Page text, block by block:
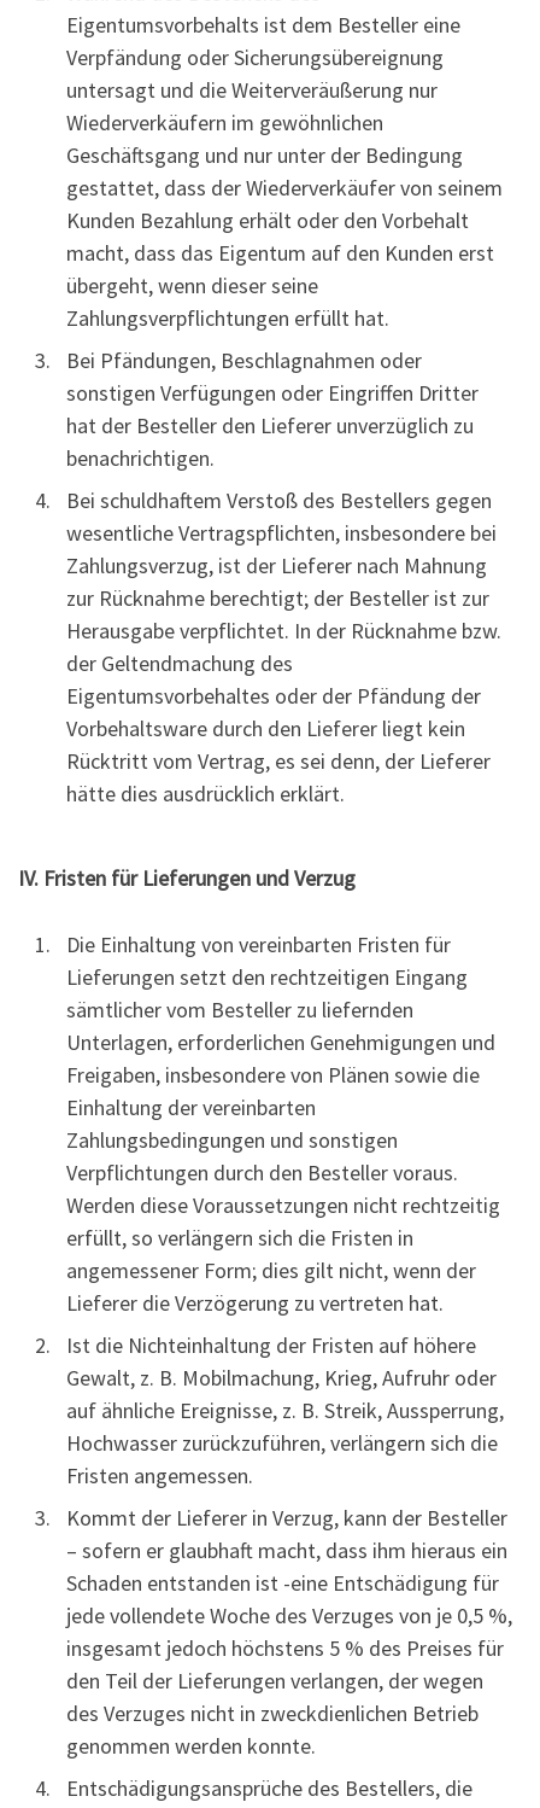
Eigentumsvorbehalts ist dem Besteller eine
Verpfändung oder Sicherungsübereignung
untersagt und die Weiterveräußerung nur
Wiederverkäufern im gewöhnlichen
Geschäftsgang und nur unter der Bedingung
gestattet, dass der Wiederverkäufer von seinem
Kunden Bezahlung erhält oder den Vorbehalt
macht, dass das Eigentum auf den Kunden erst
übergeht, wenn dieser seine
Zahlungsverpflichtungen erfüllt hat.
Bei Pfändungen, Beschlagnahmen oder
sonstigen Verfügungen oder Eingriffen Dritter
hat der Besteller den Lieferer unverzüglich zu
benachrichtigen.
Bei schuldhaftem Verstoß des Bestellers gegen
wesentliche Vertragspflichten, insbesondere bei
Zahlungsverzug, ist der Lieferer nach Mahnung
zur Rücknahme berechtigt; der Besteller ist zur
Herausgabe verpflichtet. In der Rücknahme bzw.
der Geltendmachung des
Eigentumsvorbehaltes oder der Pfändung der
Vorbehaltsware durch den Lieferer liegt kein
Rücktritt vom Vertrag, es sei denn, der Lieferer
hätte dies ausdrücklich erklärt.
IV. Fristen für Lieferungen und Verzug
Die Einhaltung von vereinbarten Fristen für
Lieferungen setzt den rechtzeitigen Eingang
sämtlicher vom Besteller zu liefernden
Unterlagen, erforderlichen Genehmigungen und
Freigaben, insbesondere von Plänen sowie die
Einhaltung der vereinbarten
Zahlungsbedingungen und sonstigen
Verpflichtungen durch den Besteller voraus.
Werden diese Voraussetzungen nicht rechtzeitig
erfüllt, so verlängern sich die Fristen in
angemessener Form; dies gilt nicht, wenn der
Lieferer die Verzögerung zu vertreten hat.
Ist die Nichteinhaltung der Fristen auf höhere
Gewalt, z. B. Mobilmachung, Krieg, Aufruhr oder
auf ähnliche Ereignisse, z. B. Streik, Aussperrung,
Hochwasser zurückzuführen, verlängern sich die
Fristen angemessen.
Kommt der Lieferer in Verzug, kann der Besteller
– sofern er glaubhaft macht, dass ihm hieraus ein
Schaden entstanden ist -eine Entschädigung für
jede vollendete Woche des Verzuges von je 0,5 %,
insgesamt jedoch höchstens 5 % des Preises für
den Teil der Lieferungen verlangen, der wegen
des Verzuges nicht in zweckdienlichen Betrieb
genommen werden konnte.
Entschädigungsansprüche des Bestellers, die